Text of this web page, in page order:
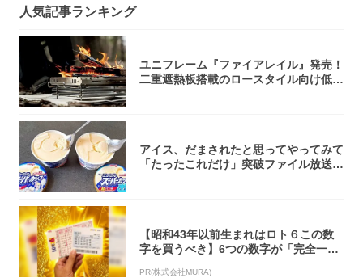
人気記事ランキング
ユニフレーム『ファイアレイル』発売！
二重遮熱板搭載のロースタイル向け低型
アイス、だまされたと思ってやってみて
「たったこれだけ」突破ファイル放送で
【昭和43年以前生まれはロト６この数
字を買うべき】6つの数字が「完全一
PR(株式会社MURA)